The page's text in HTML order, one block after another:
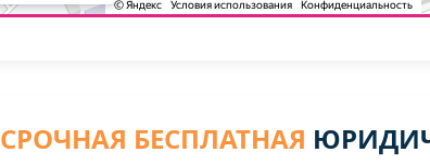
СРОЧНАЯ БЕСПЛАТНАЯ